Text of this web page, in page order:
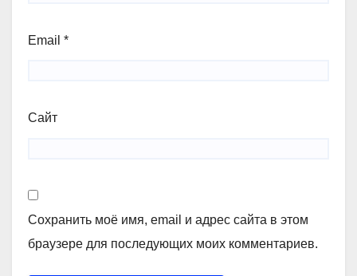
Email *
Сайт
Сохранить моё имя, email и адрес сайта в этом
браузере для последующих моих комментариев.